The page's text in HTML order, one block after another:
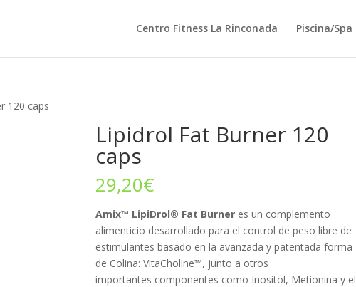
Centro Fitness La Rinconada Piscina/Spa
120 caps
Lipidrol Fat Burner 120
caps
29,20€
Amix™ LipiDrol® Fat Burner es un complemento
alimenticio desarrollado para el control de peso libre de
estimulantes basado en la avanzada y patentada forma
de Colina: VitaCholine™, junto a otros
importantes componentes como Inositol, Metionina y el